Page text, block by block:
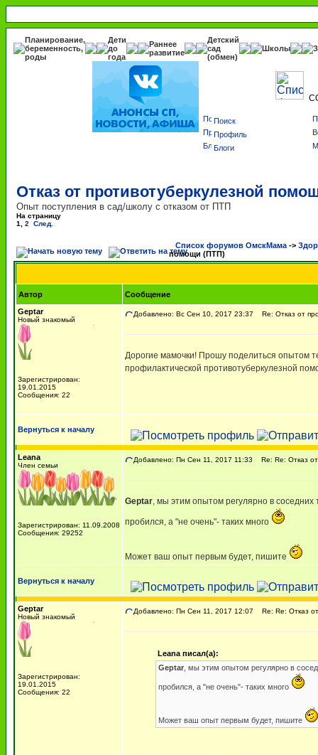
Планирование,
беременность,
роды
Дети
до
года
Раннее
развитие
Детский
сад
(обмен)
Школы
Поиск
Профиль
Блоги
Отказ от противотуберкулезной
Опыт поступления в сад/школу с отказом от ПТП
На страницу
1
2 След.
Список форумов ОмскМама ->
помощи (ПТП)
Автор
Сообщение
Geptar
Новый знакомый
Зарегистрирован:
19.01.2015
Сообщения: 22
Добавлено: Вс Сен 10, 2017 23:37 Re: Отказ от
Дорогие мамочки! Прошу поделиться опытом
профилактической противотуберкулезной
Вернуться к началу
Leana
Член семьи
Зарегистрирован: 11.09.2008
Сообщения: 29252
Добавлено: Пн Сен 11, 2017 11:33 Re: Re: Отказ
Geptar, мы этим опытом регулярно в соседних
пробился, а "не очень"- таких много
Может ваш опыт первым будет, пишите
Вернуться к началу
Geptar
Новый знакомый
Зарегистрирован:
19.01.2015
Сообщения: 22
Добавлено: Пн Сен 11, 2017 12:07 Re: Re: Отказ
Leana писал(а):
Geptar, мы этим опытом регулярно в
пробился, а "не очень"- таких много
Может ваш опыт первым будет, пишите